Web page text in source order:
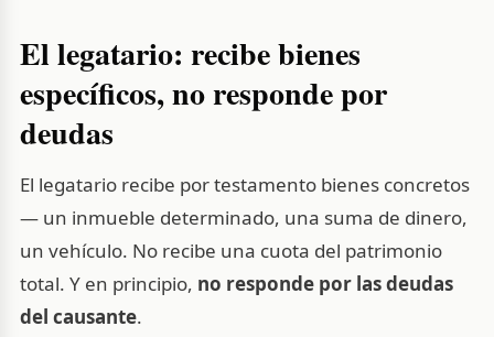
El legatario: recibe bienes
específicos, no responde por
deudas
El legatario recibe por testamento bienes concretos
— un inmueble determinado, una suma de dinero,
un vehículo. No recibe una cuota del patrimonio
total. Y en principio, no responde por las deudas
del causante.